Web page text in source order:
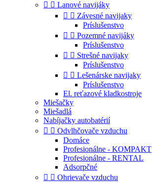
  Lanové navijáky
  Závesné navijaky
Príslušenstvo
  Pozemné navijáky
Príslušenstvo
  Strešné navijaky
Príslušenstvo
  Lešenárske navijaky
Príslušenstvo
El. reťazové kladkostroje
Miešačky
Miešadlá
Nabíjačky autobatérií
  Odvlhčovače vzduchu
Domáce
Profesionálne - KOMPAKT
Profesionálne - RENTAL
Adsorpčné
  Ohrievače vzduchu